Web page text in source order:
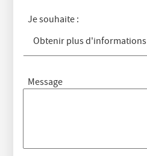
Je souhaite :
Obtenir plus d'informations
Message